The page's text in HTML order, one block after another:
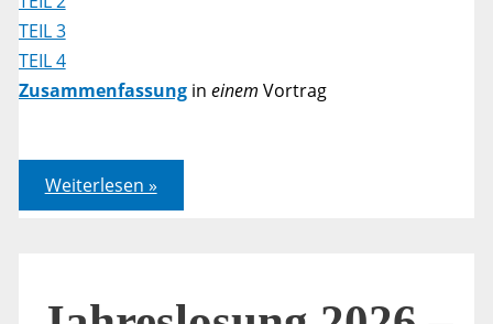
TEIL 3
TEIL 4
Zusammenfassung in einem Vortrag
Jahreslosung
2026
–
Weiterlesen »